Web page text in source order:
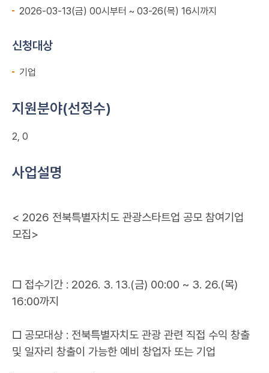
2026-03-13(금) 00시부터 ~ 03-26(목) 16시까지
신청대상
기업
지원분야(선정수)
2, 0
사업설명
< 2026 전북특별자치도 관광스타트업 공모 참여기업
모집>
□ 접수기간 : 2026. 3. 13.(금) 00:00 ~ 3. 26.(목)
16:00까지
□ 공모대상 : 전북특별자치도 관광 관련 직접 수익 창출
및 일자리 창출이 가능한 예비 창업자 또는 기업